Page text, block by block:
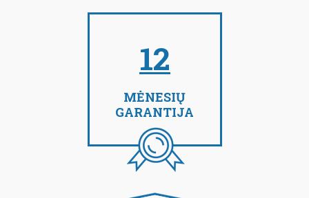
12
MĖNESIŲ
GARANTIJA